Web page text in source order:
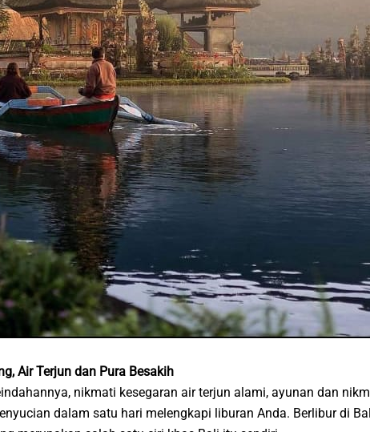
Air Terjun dan Pura Besakih
nikmati kesegaran air terjun alami, ayunan dan
dalam satu hari melengkapi liburan Anda. Berlibur di